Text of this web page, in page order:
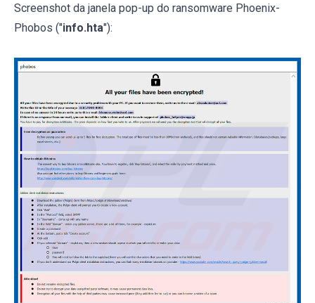
Screenshot da janela pop-up do ransomware Phoenix-
Phobos ("info.hta"):